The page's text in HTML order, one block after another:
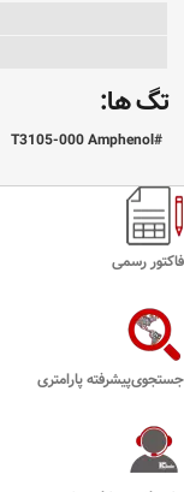
تگ ها:
T3105-000 Amphenol
فاکتور رسمی
جستجوی‌پیشرفته پارامتری